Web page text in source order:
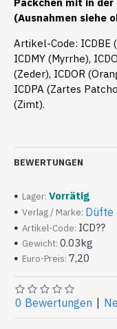
(Ausnahmen siehe
Artikel-Code: ICDBE
ICDMY (Myrrhe),
(Zeder), ICDOR
ICDPA (Zartes
(Zimt).
BEWERTUNGEN
Lager: Vorrätig
Verlag / Marke: Düfte
Artikel-Code: ICD??
Gewicht: 0.03kg
Euro-Preis: 7,20
0 Bewertungen